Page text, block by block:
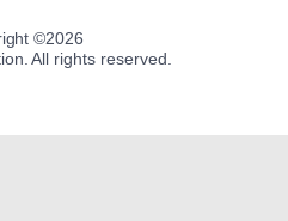
©2026
All rights reserved.